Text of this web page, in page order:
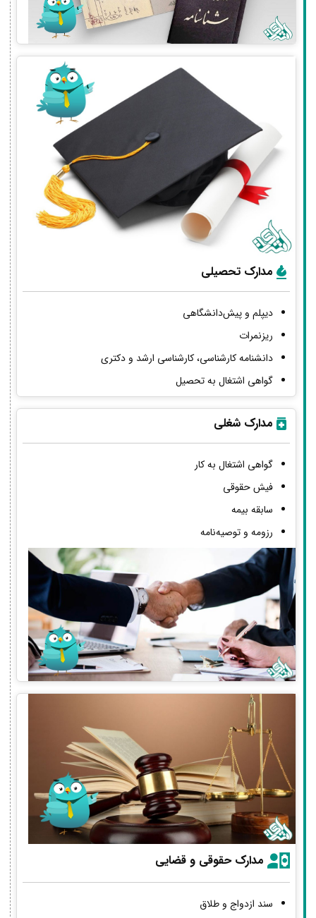
مدارک تحصیلی
دیپلم و پیش‌دانشگاهی
ریزنمرات
دانشنامه کارشناسی، کارشناسی ارشد و دکتری
گواهی اشتغال به تحصیل
مدارک شغلی
گواهی اشتغال به کار
فیش حقوقی
سابقه بیمه
رزومه و توصیه‌نامه
مدارک حقوقی و قضایی
سند ازدواج و طلاق